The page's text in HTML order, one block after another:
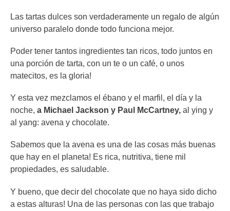
Las tartas dulces son verdaderamente un regalo de algún
universo paralelo donde todo funciona mejor.
Poder tener tantos ingredientes tan ricos, todo juntos en
una porción de tarta, con un te o un café, o unos
matecitos, es la gloria!
Y esta vez mezclamos el ébano y el marfil, el día y la
noche, a Michael Jackson y Paul McCartney, al ying y
al yang: avena y chocolate.
Sabemos que la avena es una de las cosas más buenas
que hay en el planeta! Es rica, nutritiva, tiene mil
propiedades, es saludable.
Y bueno, que decir del chocolate que no haya sido dicho
a estas alturas! Una de las personas con las que trabajo